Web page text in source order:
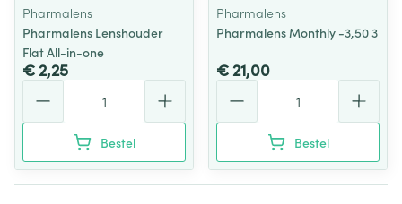
Pharmalens
Pharmalens Lenshouder
Flat All-in-one
€ 2,25
Bestel
Pharmalens
Pharmalens Monthly -3,50 3
€ 21,00
Bestel